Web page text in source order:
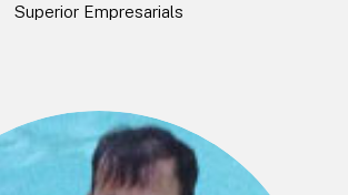
Superior Empresarials